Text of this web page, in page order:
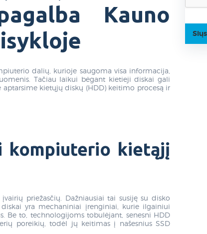
Kauno
dalių, kurioje saugoma visa informacija,
Tačiau laikui bėgant kietieji diskai gali
aptarsime kietųjų diskų (HDD) keitimo procesą ir
kompiuterio kietąjį
priežasčių. Dažniausiai tai susiję su disko
yra mechaniniai įrenginiai, kurie ilgainiui
to, technologijoms tobulėjant, senesni HDD
poreikių, todėl jų keitimas į našesnius SSD